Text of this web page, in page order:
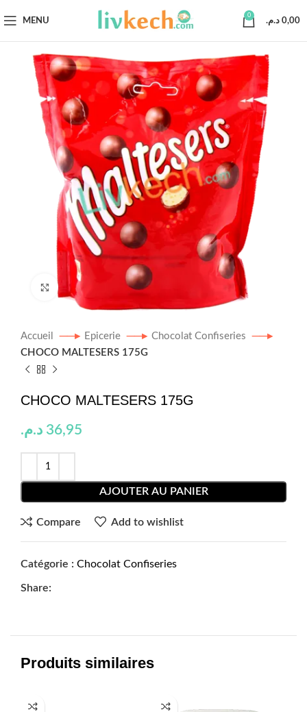
MENU
0
0,00 د.م.
Click to enlarge
Accueil Epicerie
Chocolat Confiseries
CHOCO MALTESERS 175G
CHOCO MALTESERS 175G
36,95 د.م.
AJOUTER AU PANIER
Compare Add to wishlist
Catégorie : Chocolat Confiseries
Share:
Produits similaires